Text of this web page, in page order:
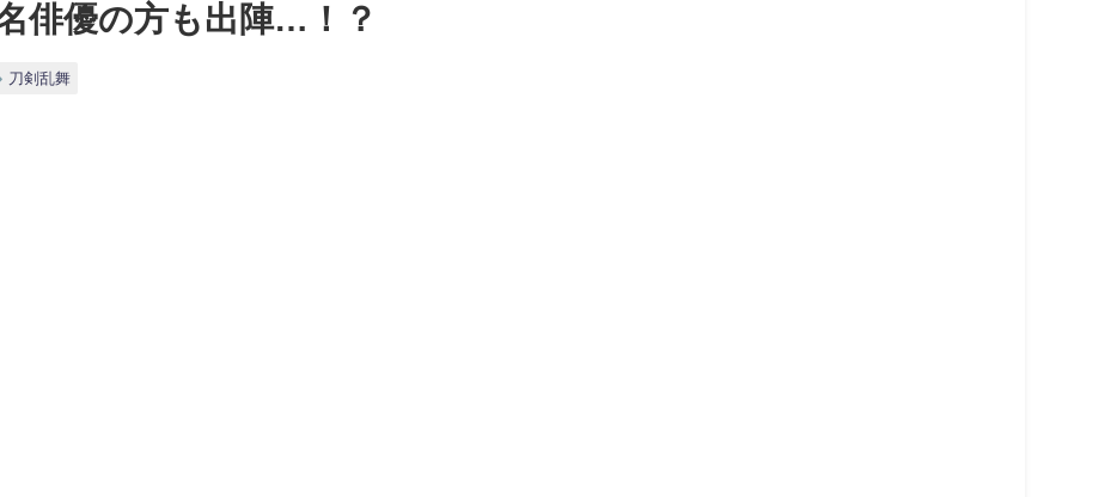
俳優の方も出陣…！？
刀剣乱舞